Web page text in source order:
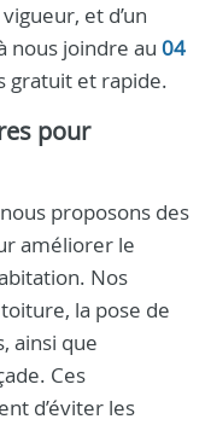
et d’un
nous joindre au 04
gratuit et rapide.
pour
proposons des
améliorer le
Nos
la pose de
ainsi que
Ces
d’éviter les